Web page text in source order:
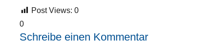
Post Views: 0
0
Schreibe einen Kommentar